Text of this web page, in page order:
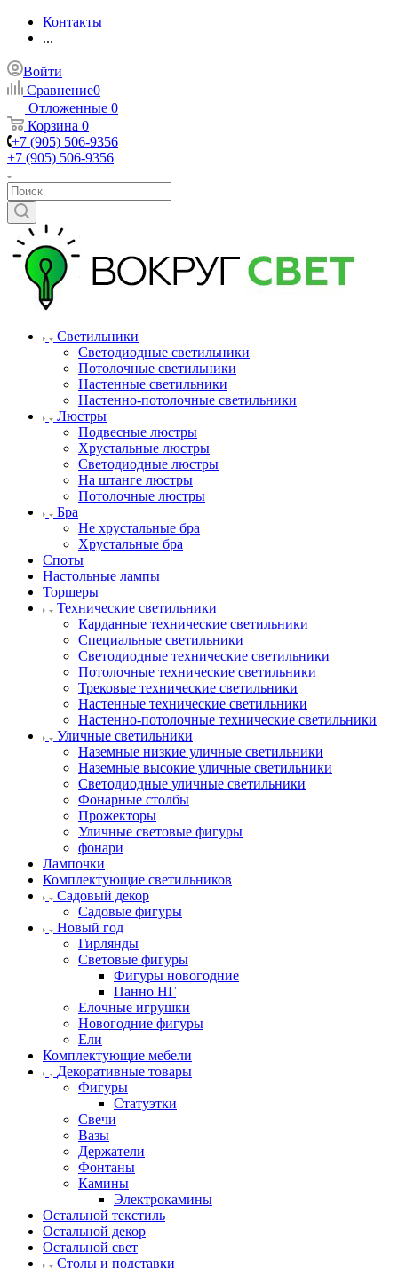
Контакты
...
Войти
Сравнение0
Отложенные 0
Корзина 0
+7 (905) 506-9356
+7 (905) 506-9356
Светильники
Светодиодные светильники
Потолочные светильники
Настенные светильники
Настенно-потолочные светильники
Люстры
Подвесные люстры
Хрустальные люстры
Светодиодные люстры
На штанге люстры
Потолочные люстры
Бра
Не хрустальные бра
Хрустальные бра
Споты
Настольные лампы
Торшеры
Технические светильники
Карданные технические светильники
Специальные светильники
Светодиодные технические светильники
Потолочные технические светильники
Трековые технические светильники
Настенные технические светильники
Настенно-потолочные технические светильники
Уличные светильники
Наземные низкие уличные светильники
Наземные высокие уличные светильники
Светодиодные уличные светильники
Фонарные столбы
Прожекторы
Уличные световые фигуры
фонари
Лампочки
Комплектующие светильников
Садовый декор
Садовые фигуры
Новый год
Гирлянды
Световые фигуры
Фигуры новогодние
Панно НГ
Елочные игрушки
Новогодние фигуры
Ели
Комплектующие мебели
Декоративные товары
Фигуры
Статуэтки
Свечи
Вазы
Держатели
Фонтаны
Камины
Электрокамины
Остальной текстиль
Остальной декор
Остальной свет
Столы и подставки